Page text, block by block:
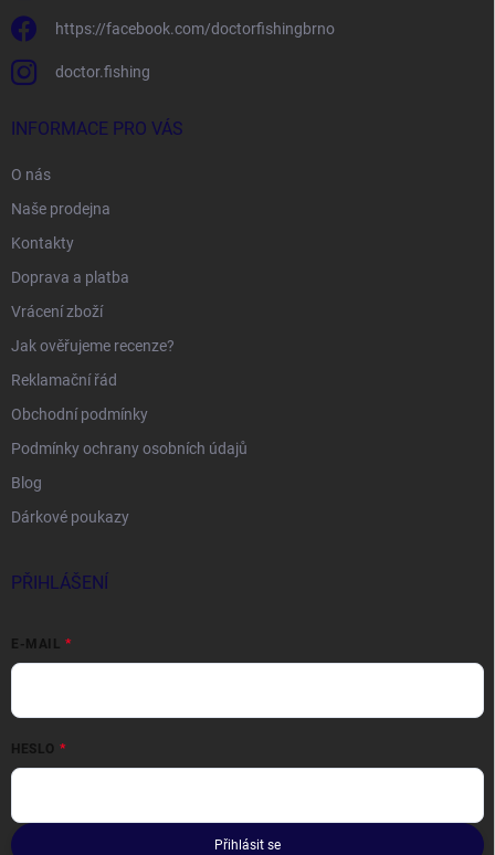
https://facebook.com/doctorfishingbrno
doctor.fishing
INFORMACE PRO VÁS
O nás
Naše prodejna
Kontakty
Doprava a platba
Vrácení zboží
Jak ověřujeme recenze?
Reklamační řád
Obchodní podmínky
Podmínky ochrany osobních údajů
Blog
Dárkové poukazy
PŘIHLÁŠENÍ
E-MAIL
HESLO
Přihlásit se